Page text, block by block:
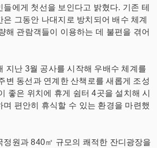
들에게 첫선을 보인다고 밝혔다. 기존 테
은 그동안 나대지로 방치되어 배수 체계
해 관람객들이 이용하는 데 불편을 겪어
지난 3월 공사를 시작해 우배수 체계를
변 동선과 연계한 산책로를 새롭게 조성
좋은 위치에 휴게 쉼터 4곳을 설치해 시
며 편안히 휴식할 수 있는 환경을 마련했
정원과 840㎡ 규모의 쾌적한 잔디광장을